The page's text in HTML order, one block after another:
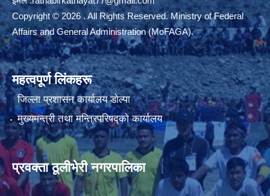
Copyright © 2026 . All Rights Reserved. Ministry of Federal
Affairs and General Administration (MoFAGA).
महत्वपूर्ण लिंकहरू
जिल्ला प्रशासन कार्यालय डाेल्पा
मुख्यमन्त्री तथा मन्त्रिपरिषद्को कार्यालय
प्रवक्ता ठूलीभेरी नगरपालिका